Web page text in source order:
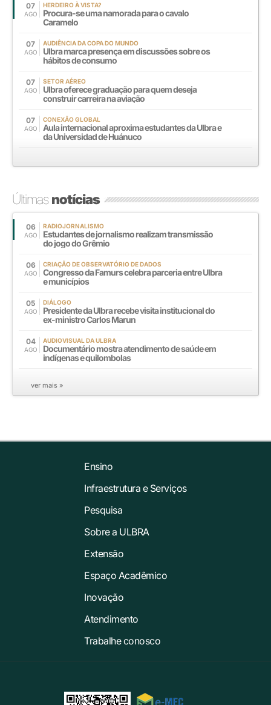
07
AGO
HERDEIRO À VISTA?
Procura-se uma namorada para o cavalo
Caramelo
07
AGO
AUDIÊNCIA DA COPA DO MUNDO
Ulbra marca presença em discussões sobre os
hábitos de consumo
07
AGO
SETOR AÉREO
Ulbra oferece graduação para quem deseja
construir carreira na aviação
07
AGO
CONEXÃO GLOBAL
Aula internacional aproxima estudantes da Ulbra e
da Universidad de Huánuco
Últimasnotícias
06
AGO
RADIOJORNALISMO
Estudantes de jornalismo realizam transmissão
do jogo do Grêmio
06
AGO
CRIAÇÃO DE OBSERVATÓRIO DE DADOS
Congresso da Famurs celebra parceria entre Ulbra
e municípios
05
AGO
DIÁLOGO
Presidente da Ulbra recebe visita institucional do
ex-ministro Carlos Marun
04
AGO
AUDIOVISUAL DA ULBRA
Documentário mostra atendimento de saúde em
indígenas e quilombolas
ver mais »
Ensino
Infraestrutura e Serviços
Pesquisa
Sobre a ULBRA
Extensão
Espaço Acadêmico
Inovação
Atendimento
Trabalhe conosco